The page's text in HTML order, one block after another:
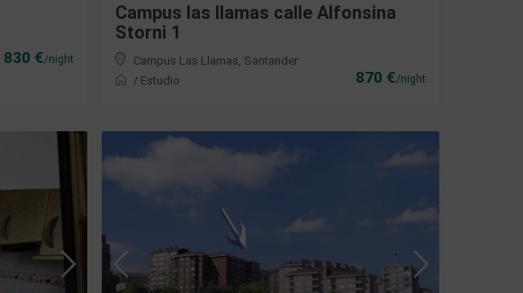
830 €/night
870 €/night
Campus las llamas calle Alfonsina
Storni 1
Campus Las Llamas Santander
/ Estudio